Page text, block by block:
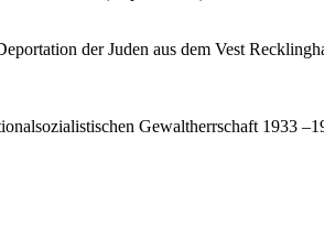
der Juden aus dem Vest
Gewaltherrschaft 1933